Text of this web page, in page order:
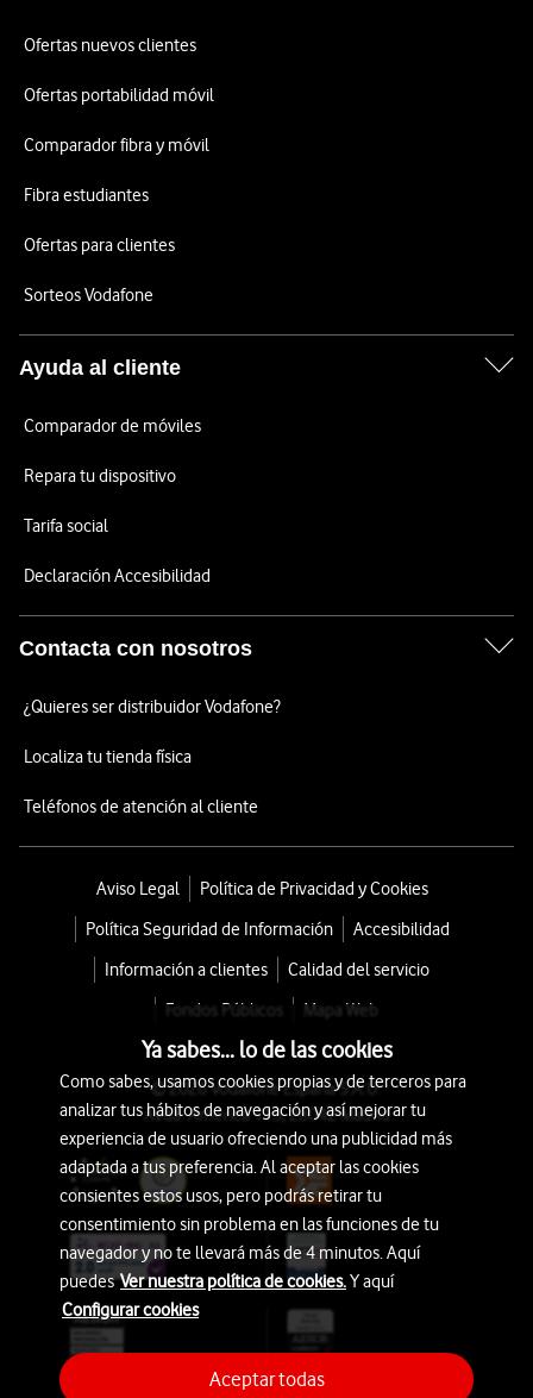
Ofertas nuevos clientes
Ofertas portabilidad móvil
Comparador fibra y móvil
Fibra estudiantes
Ofertas para clientes
Sorteos Vodafone
Ayuda al cliente
Comparador de móviles
Repara tu dispositivo
Tarifa social
Declaración Accesibilidad
Contacta con nosotros
¿Quieres ser distribuidor Vodafone?
Localiza tu tienda física
Teléfonos de atención al cliente
Aviso Legal
Política de Privacidad y Cookies
Política Seguridad de Información
Accesibilidad
Información a clientes
Calidad del servicio
Fondos Públicos
Mapa Web
© 2026 Vodafone España S.A.U.
Avda. América 115, 28042 Madrid
Ya sabes... lo de las cookies
Como sabes, usamos cookies propias y de terceros para
analizar tus hábitos de navegación y así mejorar tu
experiencia de usuario ofreciendo una publicidad más
adaptada a tus preferencia. Al aceptar las cookies
consientes estos usos, pero podrás retirar tu
consentimiento sin problema en las funciones de tu
navegador y no te llevará más de 4 minutos. Aquí
puedesVer nuestra política de cookies.Y aquí
Configurar cookies
Aceptar todas